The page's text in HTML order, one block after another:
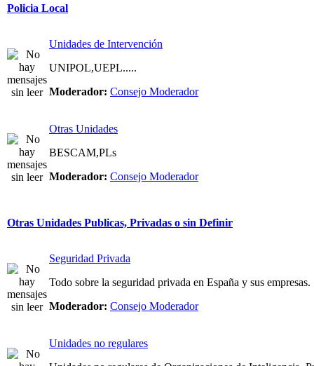
Policia Local
Unidades de Intervención
UNIPOL,UEPL.....
Moderador: Consejo Moderador
Otras Unidades
BESCAM,PLs
Moderador: Consejo Moderador
Otras Unidades Publicas, Privadas o sin Definir
Seguridad Privada
Todo sobre la seguridad privada en España y sus empresas.
Moderador: Consejo Moderador
Unidades no regulares